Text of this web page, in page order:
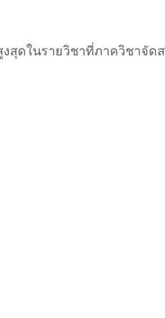
สุดในรายวิชาที่ภาควิชาจัด